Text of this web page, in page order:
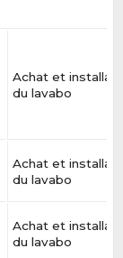
Achat et
du lavabo
Achat et
du lavabo
Achat et
du lavabo